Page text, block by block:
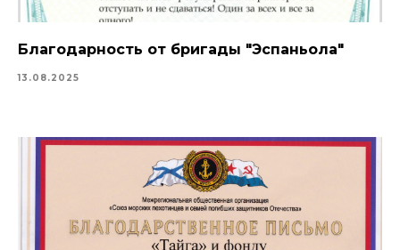
Благодарность от бригады "Эспаньола"
13.08.2025